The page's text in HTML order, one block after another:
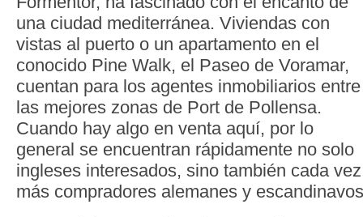
una ciudad mediterránea. Viviendas con
vistas al puerto o un apartamento en el
conocido Pine Walk, el Paseo de Voramar,
cuentan para los agentes inmobiliarios entre
las mejores zonas de Port de Pollensa.
Cuando hay algo en venta aquí, por lo
general se encuentran rápidamente no solo
ingleses interesados, sino también cada vez
más compradores alemanes y